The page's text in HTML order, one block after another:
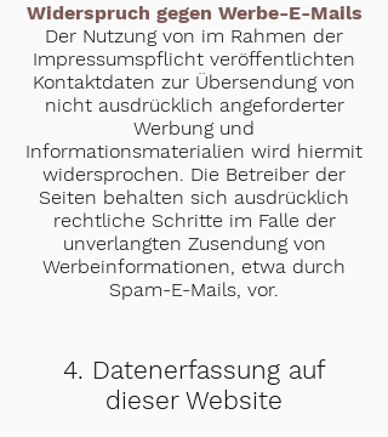
Widerspruch gegen Werbe-E-Mails
Der Nutzung von im Rahmen der
Impressumspflicht veröffentlichten
Kontaktdaten zur Übersendung von
nicht ausdrücklich angeforderter
Werbung und
Informationsmaterialien wird hiermit
widersprochen. Die Betreiber der
Seiten behalten sich ausdrücklich
rechtliche Schritte im Falle der
unverlangten Zusendung von
Werbeinformationen, etwa durch
Spam-E-Mails, vor.
4. Datenerfassung auf
dieser Website